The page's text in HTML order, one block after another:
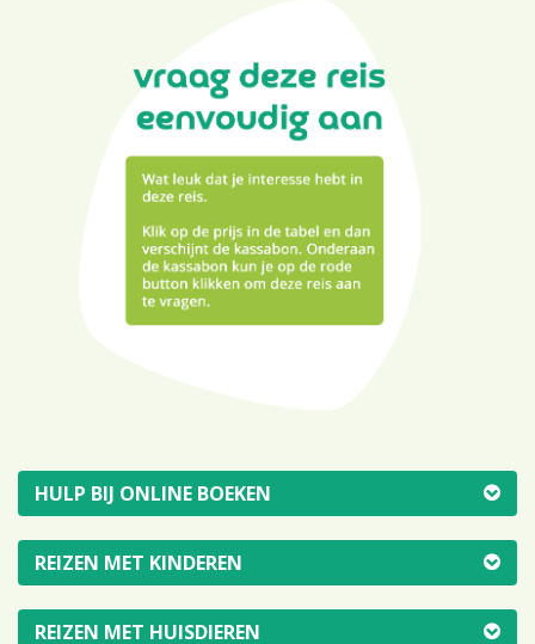
HULP BIJ ONLINE BOEKEN
REIZEN MET KINDEREN
REIZEN MET HUISDIEREN